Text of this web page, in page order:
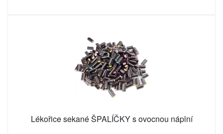
Lékořice sekané ŠPALÍČKY s ovocnou náplní